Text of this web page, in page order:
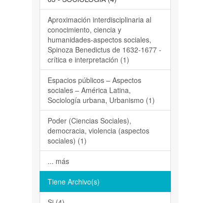
Aproximación interdisciplinaria al
conocimiento, ciencia y
humanidades-aspectos sociales,
Spinoza Benedictus de 1632-1677 -
crítica e interpretación (1)
Espacios públicos – Aspectos
sociales – América Latina,
Sociología urbana, Urbanismo (1)
Poder (Ciencias Sociales),
democracia, violencia (aspectos
sociales) (1)
... más
Tiene Archivo(s)